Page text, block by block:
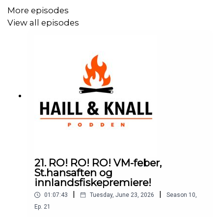
snelle, gavekort i nettbutikken vår på 500 kr,
jegertvillingenes kokebok, hettegenser og caps fra oss.
Total verdi ca kr. 2500,-. Trekningen skjer i starten av mai
Som Patreon hos Haill&Knall får du:
– lodd i våre månedlige give-aways
– tilgang til filmer og ekstra podcastepisoder
– fast rabatt i nettbutikken
Ett lodd som supporter, tre lodd som VIP.
Tusen takk til alle dere som er med og støtter – det
More episodes
View all episodes
21. RO! RO! RO! VM-feber,
St.hansaften og
innlandsfiskepremiere!
01:07:43 Tuesday, June 23, 2026 Season 10,
Ep. 21